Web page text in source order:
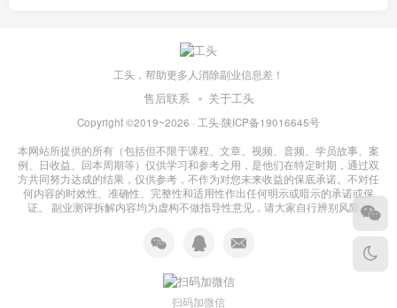
工头，帮助更多人消除副业信息差！
售后联系 关于工头
Copyright ©2019~2026 · 工头·陕ICP备19016645号
本网站所提供的所有（包括但不限于课程、文章、视频、音频、学员故事、案
例、日收益、回本周期等）仅供学习和参考之用，是他们在特定时期，通过双
方共同努力达成的结果，仅供参考，不作为对您未来收益的保底承诺。不对任
何内容的时效性、准确性、完整性和适用性作出任何明示或暗示的承诺或保
证。 副业测评拆解内容均为虚构不做指导性意见，请大家自行辨别风险！
扫码加微信